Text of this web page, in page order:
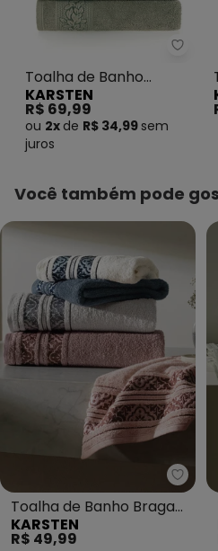
Toalha de Banho
Provence Eucalipto
KARSTEN
R$ 69,99
ou 2x de R$ 34,99 sem
juros
Você também pode
Toalha de Banho Braga
(Rosa Vintage)
KARSTEN
R$ 49,99